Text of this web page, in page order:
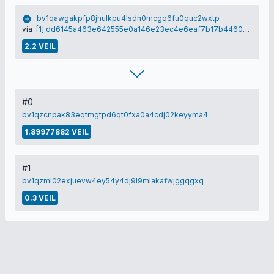
bv1qawgakpfp8jhulkpu4lsdn0mcgq6fu0quc2wxtp
via
[1] dd6145a463e642555e0a146e23ec4e6eaf7b17b446055c2b5a05a53b26e95280
2.2 VEIL
#0
bv1qzcnpak83eqtmgtpd6qt0fxa0a4cdj02keyyma4
1.89977882 VEIL
#1
bv1qzml02exjuevw4ey54y4dj9l9mlakafwjggqgxq
0.3 VEIL